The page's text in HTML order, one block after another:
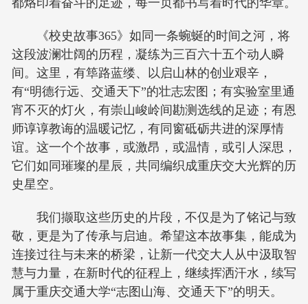
都烙印着奋斗的足迹，每一页都书写着时代的华章。
《校史故事365》如同一条蜿蜒的时间之河，将
这段波澜壮阔的历程，凝练为三百六十五个动人瞬
间。这里，有筚路蓝缕、以启山林的创业艰辛，
有“明德行远、交通天下”的壮志宏图；有实验室里通
宵不灭的灯火，有崇山峻岭间勘测选线的足迹；有恩
师谆谆教诲的温暖记忆，有同窗砥砺共进的深厚情
谊。这一个个故事，或激昂，或温情，或引人深思，
它们如同璀璨的星辰，共同编织成重庆交大光辉的历
史星空。
我们撷取这些历史的片段，不仅是为了铭记与致
敬，更是为了传承与启迪。希望这本故事集，能成为
连接过往与未来的桥梁，让新一代交大人从中汲取智
慧与力量，在新时代的征程上，继续挥洒汗水，续写
属于重庆交通大学“志图山海、交通天下”的明天。